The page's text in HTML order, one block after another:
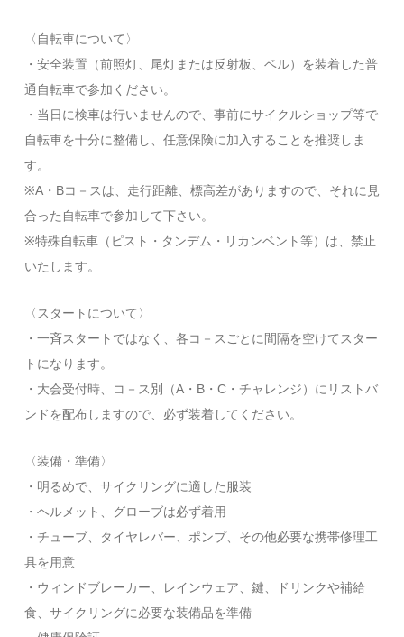
〈自転車について〉
・安全装置（前照灯、尾灯または反射板、ベル）を装着した普
通自転車で参加ください。
・当日に検車は行いませんので、事前にサイクルショップ等で
自転車を十分に整備し、任意保険に加入することを推奨しま
す。
※A・Bコ－スは、走行距離、標高差がありますので、それに見
合った自転車で参加して下さい。
※特殊自転車（ピスト・タンデム・リカンベント等）は、禁止
いたします。
〈スタートについて〉
・一斉スタートではなく、各コ－スごとに間隔を空けてスター
トになります。
・大会受付時、コ－ス別（A・B・C・チャレンジ）にリストバ
ンドを配布しますので、必ず装着してください。
〈装備・準備〉
・明るめで、サイクリングに適した服装
・ヘルメット、グローブは必ず着用
・チューブ、タイヤレバー、ポンプ、その他必要な携帯修理工
具を用意
・ウィンドブレーカー、レインウェア、鍵、ドリンクや補給
食、サイクリングに必要な装備品を準備